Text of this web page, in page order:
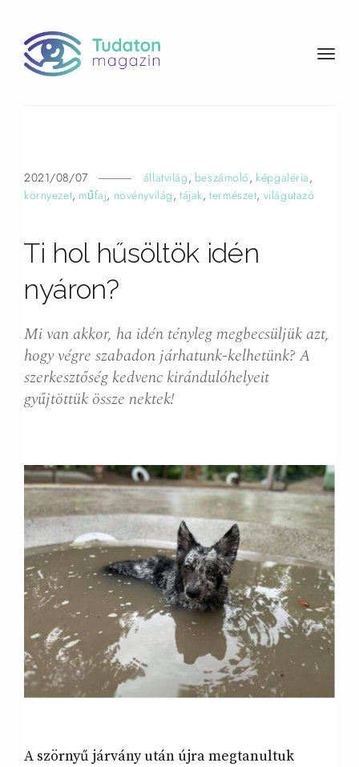
t
n
2021/08/07 állatvilág, beszámoló, képgaléria,
környezet, műfaj, növényvilág,tájak,természet, világutazó
Ti hol hűsöltök idén
nyáron?
Mi van akkor, ha idén tényleg megbecsüljük azt,
hogy végre szabadon járhatunk-kelhetünk? A
szerkesztőség kedvenc kirándulóhelyeit
gyűjtöttük össze nektek!
A szörnyű járvány után újra megtanultuk